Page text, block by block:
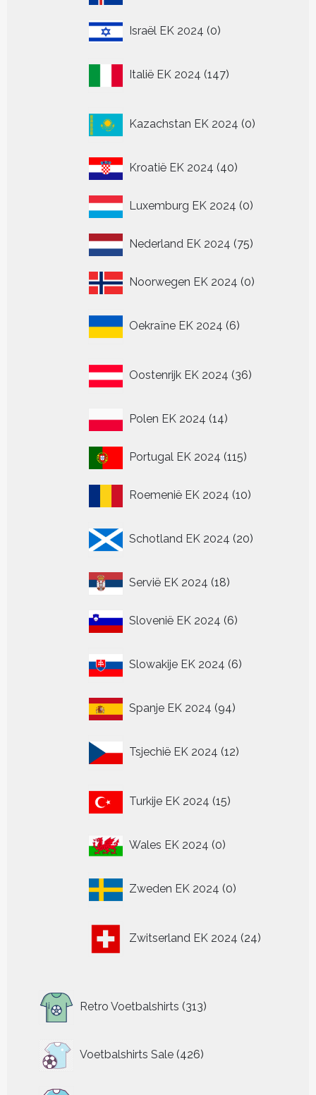
Israël EK 2024 00
Italië EK 2024 147
producten
Kazachstan EK 2024 0
producten
Kroatië EK 2024 4040
Luxemburg EK 2024 00
Nederland EK 2024 7575
Noorwegen EK 2024 00
Oekraïne EK 2024 6
producten
Oostenrijk EK 2024 36
producten
Polen EK 2024 1414
Portugal EK 2024 115115
Roemenië EK 2024 1010
Schotland EK 2024 20
producten
Servië EK 2024 1818
Slovenië EK 2024 66
Slowakije EK 2024 6
producten
Spanje EK 2024 9494
Tsjechië EK 2024 12
producten
Turkije EK 2024 15
producten
Wales EK 2024 00
Zweden EK 2024 0
producten
Zwitserland EK 2024 24
producten
Retro Voetbalshirts 313
producten
Voetbalshirts Sale 426
426
producten